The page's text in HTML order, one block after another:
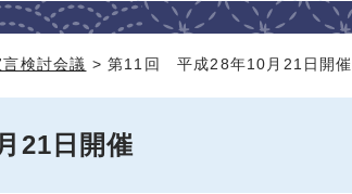
検討会議 > 第11回 平成28年10月21日開催
21日開催